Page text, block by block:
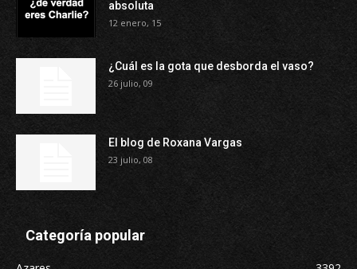
absoluta
12 enero, 15
¿Cuál es la gota que desborda el vaso?
26 julio, 09
El blog de Roxana Vargas
23 julio, 08
Categoría popular